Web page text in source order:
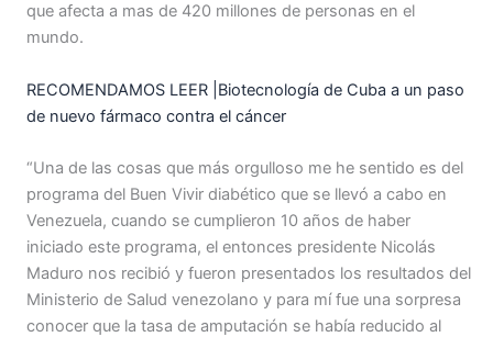
que afecta a mas de 420 millones de personas en el
mundo.
RECOMENDAMOS LEER |Biotecnología de Cuba a un paso
de nuevo fármaco contra el cáncer
“Una de las cosas que más orgulloso me he sentido es del
programa del Buen Vivir diabético que se llevó a cabo en
Venezuela, cuando se cumplieron 10 años de haber
iniciado este programa, el entonces presidente Nicolás
Maduro nos recibió y fueron presentados los resultados del
Ministerio de Salud venezolano y para mí fue una sorpresa
conocer que la tasa de amputación se había reducido al